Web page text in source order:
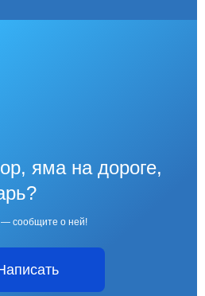
яма на дороге,
— сообщите о ней!